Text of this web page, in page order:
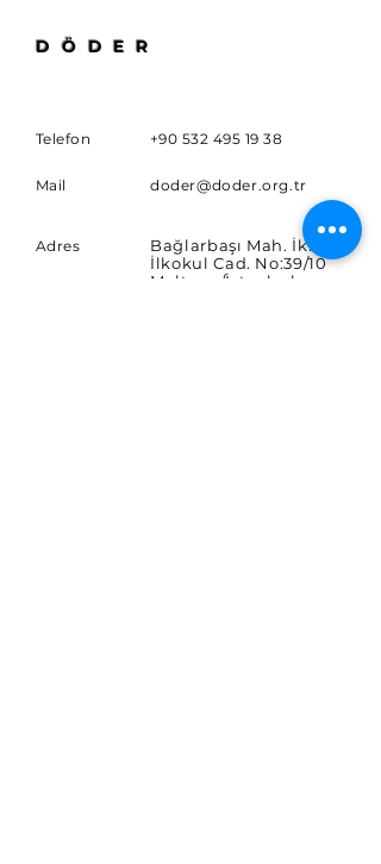
DÖDER
Telefon +90 532 495 19 38
Mail doder@doder.org.tr
Adres
Bağlarbaşı Mah. İkinci
İlkokul Cad. No:39/10
Maltepe/İstanbul